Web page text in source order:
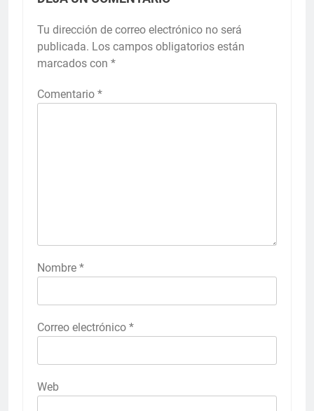
Tu dirección de correo electrónico no será
publicada. Los campos obligatorios están
marcados con *
Comentario *
Nombre *
Correo electrónico *
Web